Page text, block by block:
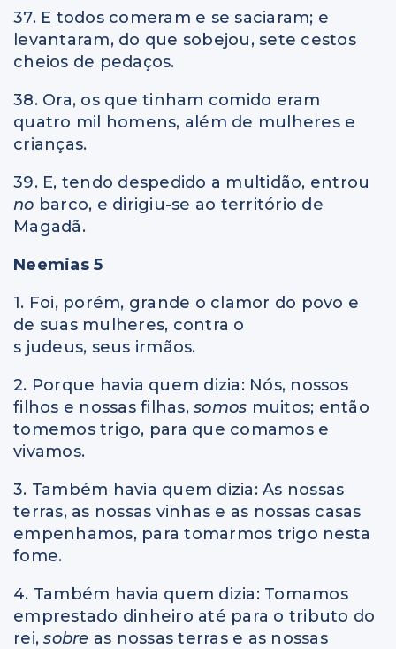
37. E todos comeram e se saciaram; e
levantaram, do que sobejou, sete cestos
cheios de pedaços.
38. Ora, os que tinham comido eram
quatro mil homens, além de mulheres e
crianças.
39. E, tendo despedido a multidão, entrou
no barco, e dirigiu-se ao território de
Magadã.
Neemias 5
1. Foi, porém, grande o clamor do povo e
de suas mulheres, contra o
s judeus, seus irmãos.
2. Porque havia quem dizia: Nós, nossos
filhos e nossas filhas, somos muitos; então
tomemos trigo, para que comamos e
vivamos.
3. Também havia quem dizia: As nossas
terras, as nossas vinhas e as nossas casas
empenhamos, para tomarmos trigo nesta
fome.
4. Também havia quem dizia: Tomamos
emprestado dinheiro até para o tributo do
rei,sobre as nossas terras e as nossas